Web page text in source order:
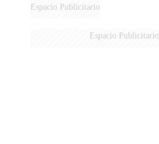
Espacio Publicitario
Espacio Publicitario